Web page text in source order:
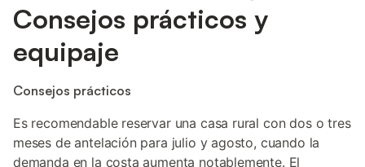
Consejos prácticos y
equipaje
Consejos prácticos
Es recomendable reservar una casa rural con dos o tres
meses de antelación para julio y agosto, cuando la
demanda en la costa aumenta notablemente. El